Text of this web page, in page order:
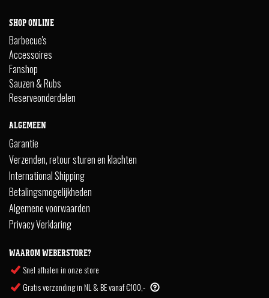
SHOP ONLINE
Barbecue's
Accessoires
Fanshop
Sauzen & Rubs
Reserveonderdelen
ALGEMEEN
Garantie
Verzenden, retour sturen en klachten
International Shipping
Betalingsmogelijkheden
Algemene voorwaarden
Privacy Verklaring
WAAROM WEBERSTORE?
Snel afhalen in onze store
Gratis verzending in NL & BE vanaf €100,-